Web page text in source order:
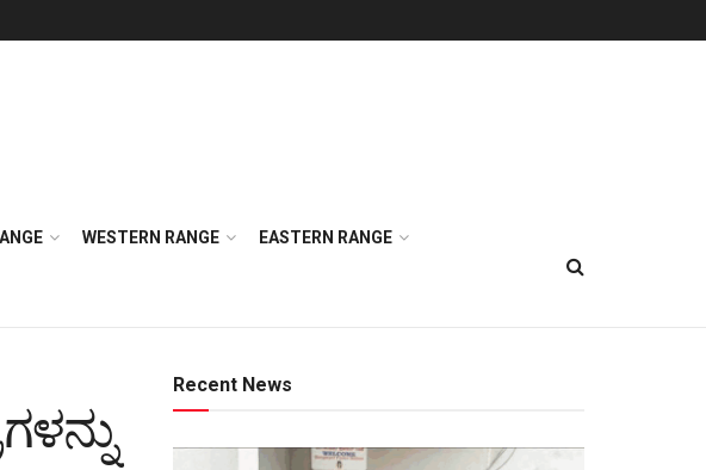
WESTERN RANGE EASTERN RANGE
Recent News